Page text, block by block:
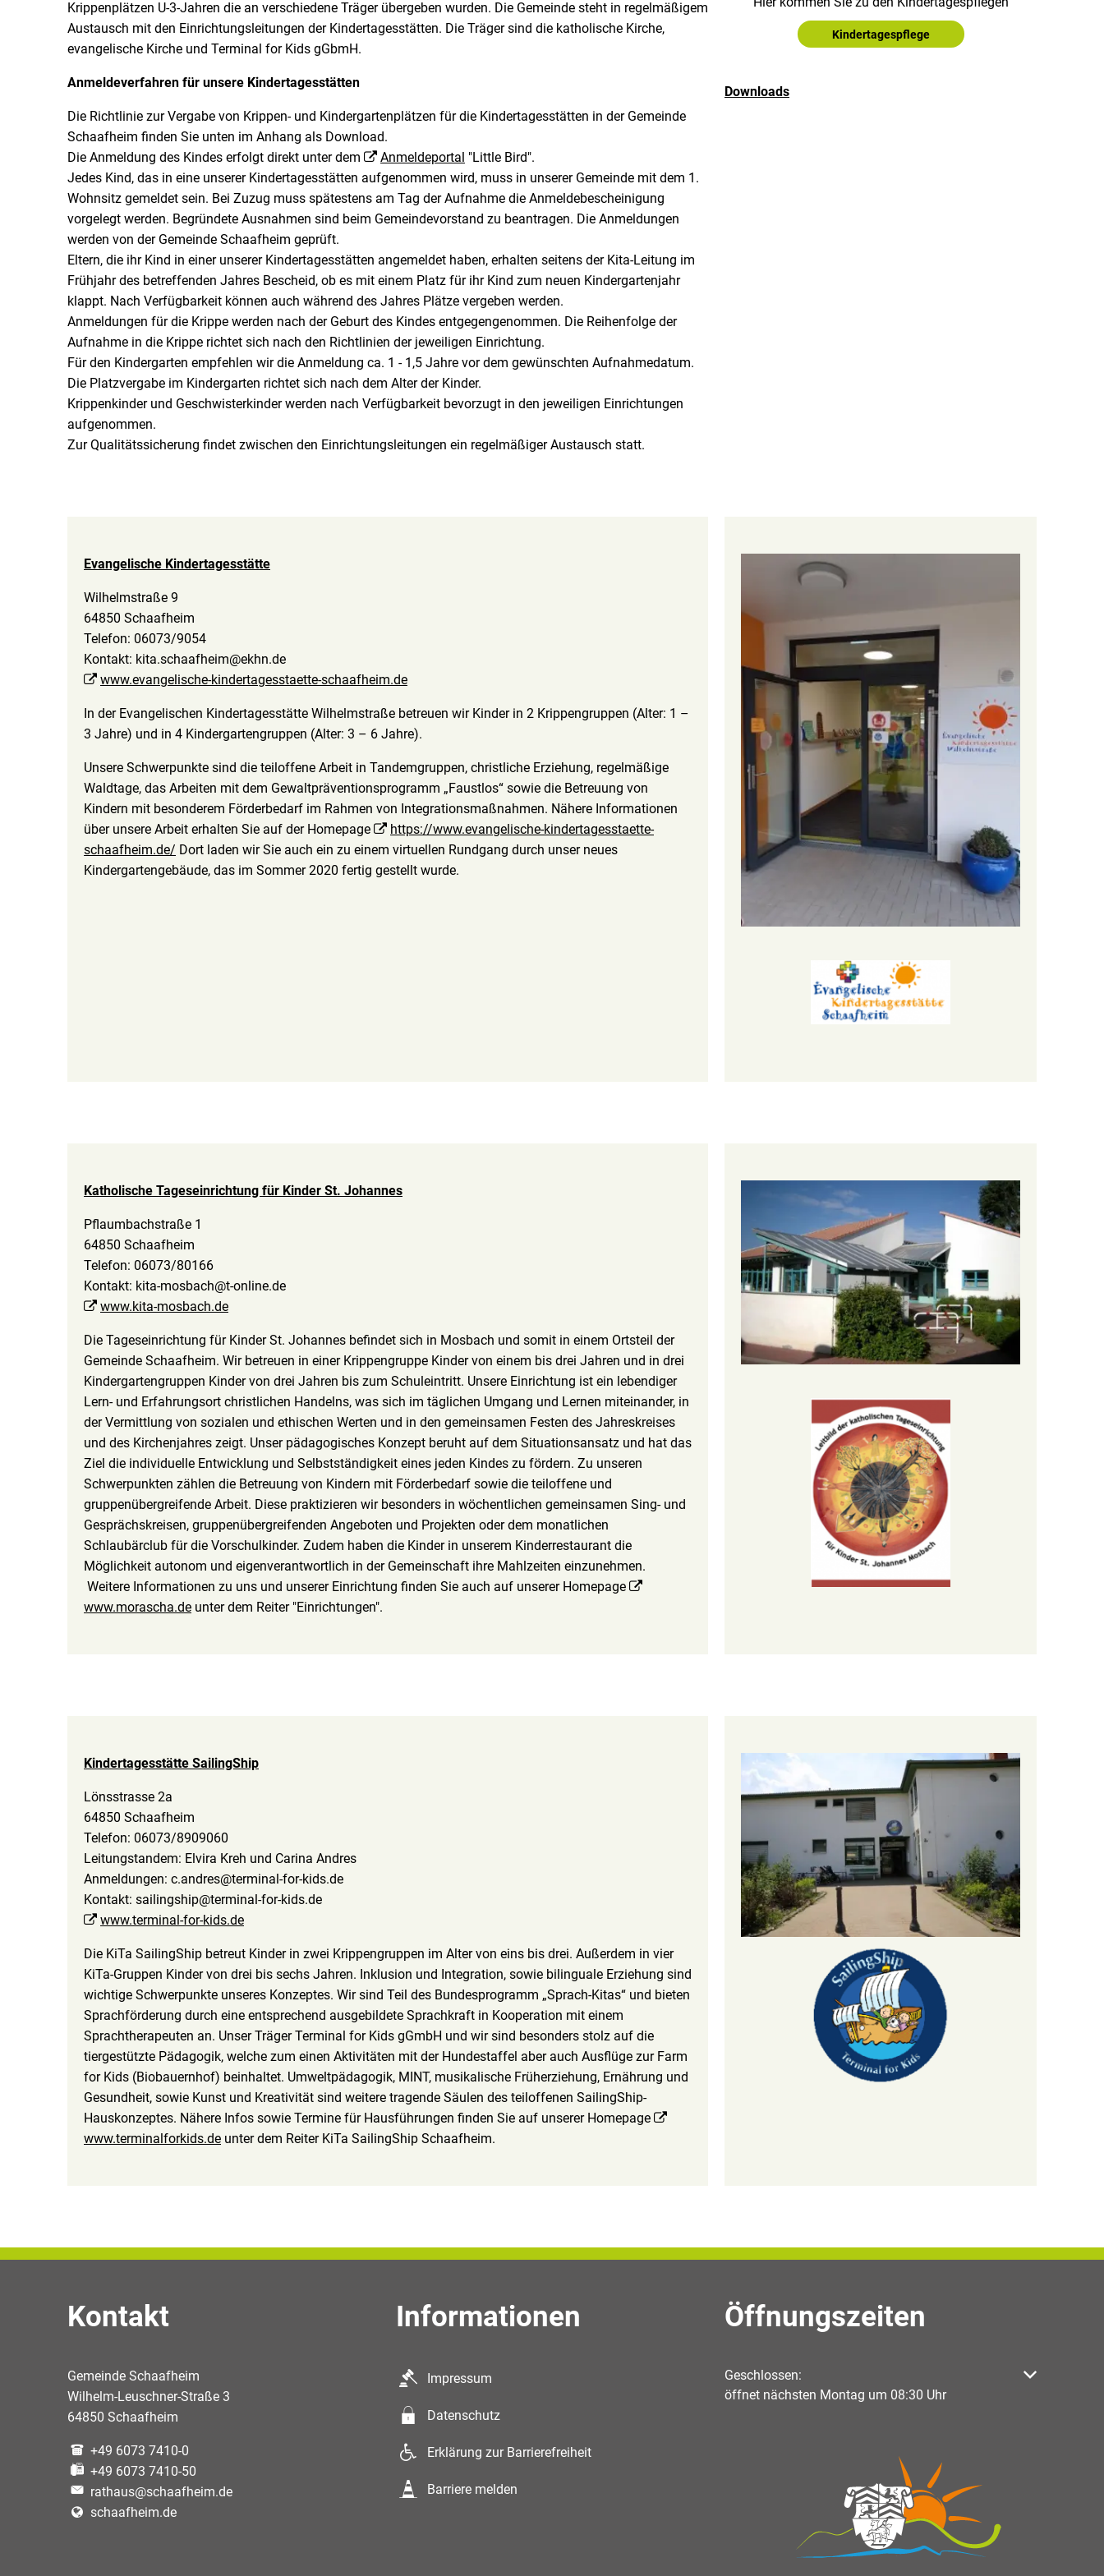
Krippenplätzen U-3-Jahren die an verschiedene Träger übergeben wurden. Die Gemeinde steht in regelmäßigem
Austausch mit den Einrichtungsleitungen der Kindertagesstätten. Die Träger sind die katholische Kirche,
evangelische Kirche und Terminal for Kids gGbmH.
Anmeldeverfahren für unsere Kindertagesstätten
Die Richtlinie zur Vergabe von Krippen- und Kindergartenplätzen für die Kindertagesstätten in der Gemeinde
Schaafheim finden Sie unten im Anhang als Download.
Die Anmeldung des Kindes erfolgt direkt unter dem
Anmeldeportal "Little Bird".
Jedes Kind, das in eine unserer Kindertagesstätten aufgenommen wird, muss in unserer Gemeinde mit dem 1.
Wohnsitz gemeldet sein. Bei Zuzug muss spätestens am Tag der Aufnahme die Anmeldebescheinigung
vorgelegt werden. Begründete Ausnahmen sind beim Gemeindevorstand zu beantragen. Die Anmeldungen
werden von der Gemeinde Schaafheim geprüft.
Eltern, die ihr Kind in einer unserer Kindertagesstätten angemeldet haben, erhalten seitens der Kita-Leitung im
Frühjahr des betreffenden Jahres Bescheid, ob es mit einem Platz für ihr Kind zum neuen Kindergartenjahr
klappt. Nach Verfügbarkeit können auch während des Jahres Plätze vergeben werden.
Anmeldungen für die Krippe werden nach der Geburt des Kindes entgegengenommen. Die Reihenfolge der
Aufnahme in die Krippe richtet sich nach den Richtlinien der jeweiligen Einrichtung.
Für den Kindergarten empfehlen wir die Anmeldung ca. 1 - 1,5 Jahre vor dem gewünschten Aufnahmedatum.
Die Platzvergabe im Kindergarten richtet sich nach dem Alter der Kinder.
Krippenkinder und Geschwisterkinder werden nach Verfügbarkeit bevorzugt in den jeweiligen Einrichtungen
aufgenommen.
Zur Qualitätssicherung findet zwischen den Einrichtungsleitungen ein regelmäßiger Austausch statt.
Kindertagespflege
Downloads
Evangelische Kindertagesstätte
Wilhelmstraße 9
64850 Schaafheim
Telefon: 06073/9054
Kontakt: kita.schaafheim@ekhn.de
www.evangelische-kindertagesstaette-schaafheim.de
In der Evangelischen Kindertagesstätte Wilhelmstraße betreuen wir Kinder in 2 Krippengruppen (Alter: 1 –
3 Jahre) und in 4 Kindergartengruppen (Alter: 3 – 6 Jahre).
Unsere Schwerpunkte sind die teiloffene Arbeit in Tandemgruppen, christliche Erziehung, regelmäßige
Waldtage, das Arbeiten mit dem Gewaltpräventionsprogramm „Faustlos“ sowie die Betreuung von
Kindern mit besonderem Förderbedarf im Rahmen von Integrationsmaßnahmen. Nähere Informationen
über unsere Arbeit erhalten Sie auf der Homepage
https://www.evangelische-kindertagesstaette-
schaafheim.de/ Dort laden wir Sie auch ein zu einem virtuellen Rundgang durch unser neues
Kindergartengebäude, das im Sommer 2020 fertig gestellt wurde.
Katholische Tageseinrichtung für Kinder St. Johannes
Pflaumbachstraße 1
64850 Schaafheim
Telefon: 06073/80166
Kontakt: kita-mosbach@t-online.de
www.kita-mosbach.de
Die Tageseinrichtung für Kinder St. Johannes befindet sich in Mosbach und somit in einem Ortsteil der
Gemeinde Schaafheim. Wir betreuen in einer Krippengruppe Kinder von einem bis drei Jahren und in drei
Kindergartengruppen Kinder von drei Jahren bis zum Schuleintritt. Unsere Einrichtung ist ein lebendiger
Lern- und Erfahrungsort christlichen Handelns, was sich im täglichen Umgang und Lernen miteinander, in
der Vermittlung von sozialen und ethischen Werten und in den gemeinsamen Festen des Jahreskreises
und des Kirchenjahres zeigt. Unser pädagogisches Konzept beruht auf dem Situationsansatz und hat das
Ziel die individuelle Entwicklung und Selbstständigkeit eines jeden Kindes zu fördern. Zu unseren
Schwerpunkten zählen die Betreuung von Kindern mit Förderbedarf sowie die teiloffene und
gruppenübergreifende Arbeit. Diese praktizieren wir besonders in wöchentlichen gemeinsamen Sing- und
Gesprächskreisen, gruppenübergreifenden Angeboten und Projekten oder dem monatlichen
Schlaubärclub für die Vorschulkinder. Zudem haben die Kinder in unserem Kinderrestaurant die
Möglichkeit autonom und eigenverantwortlich in der Gemeinschaft ihre Mahlzeiten einzunehmen.
Weitere Informationen zu uns und unserer Einrichtung finden Sie auch auf unserer Homepage
www.morascha.de unter dem Reiter "Einrichtungen".
Kindertagesstätte SailingShip
Lönsstrasse 2a
64850 Schaafheim
Telefon: 06073/8909060
Leitungstandem: Elvira Kreh und Carina Andres
Anmeldungen: c.andres@terminal-for-kids.de
Kontakt: sailingship@terminal-for-kids.de
www.terminal-for-kids.de
Die KiTa SailingShip betreut Kinder in zwei Krippengruppen im Alter von eins bis drei. Außerdem in vier
KiTa-Gruppen Kinder von drei bis sechs Jahren. Inklusion und Integration, sowie bilinguale Erziehung sind
wichtige Schwerpunkte unseres Konzeptes. Wir sind Teil des Bundesprogramm „Sprach-Kitas“ und bieten
Sprachförderung durch eine entsprechend ausgebildete Sprachkraft in Kooperation mit einem
Sprachtherapeuten an. Unser Träger Terminal for Kids gGmbH und wir sind besonders stolz auf die
tiergestützte Pädagogik, welche zum einen Aktivitäten mit der Hundestaffel aber auch Ausflüge zur Farm
for Kids (Biobauernhof) beinhaltet. Umweltpädagogik, MINT, musikalische Früherziehung, Ernährung und
Gesundheit, sowie Kunst und Kreativität sind weitere tragende Säulen des teiloffenen SailingShip-
Hauskonzeptes. Nähere Infos sowie Termine für Hausführungen finden Sie auf unserer Homepage
www.terminalforkids.de unter dem Reiter KiTa SailingShip Schaafheim.
Kontakt
Gemeinde Schaafheim
Wilhelm-Leuschner-Straße 3
64850 Schaafheim
+49 6073 7410-0
+49 6073 7410-50
rathaus@schaafheim.de
schaafheim.de
Informationen
Impressum
Datenschutz
Erklärung zur Barrierefreiheit
Barriere melden
Öffnungszeiten
Klicken, um weitere Öffnungs- oder Schließzeiten auszublenden
Geschlossen:
öffnet nächsten Montag um 08:30 Uhr